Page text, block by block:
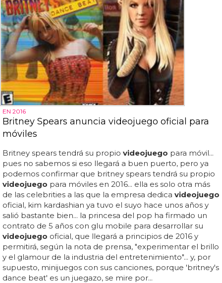
EN 2016
Britney Spears anuncia videojuego oficial para
móviles
Britney spears tendrá su propio videojuego para móvil...
pues no sabemos si eso llegará a buen puerto, pero ya
podemos confirmar que britney spears tendrá su propio
videojuego para móviles en 2016... ella es solo otra más
de las celebrities a las que la empresa dedica videojuego
oficial, kim kardashian ya tuvo el suyo hace unos años y
salió bastante bien... la princesa del pop ha firmado un
contrato de 5 años con glu mobile para desarrollar su
videojuego oficial, que llegará a principios de 2016 y
permitirá, según la nota de prensa, "experimentar el brillo
y el glamour de la industria del entretenimiento"... y, por
supuesto, minijuegos con sus canciones, porque 'britney's
dance beat' es un juegazo, se mire por...